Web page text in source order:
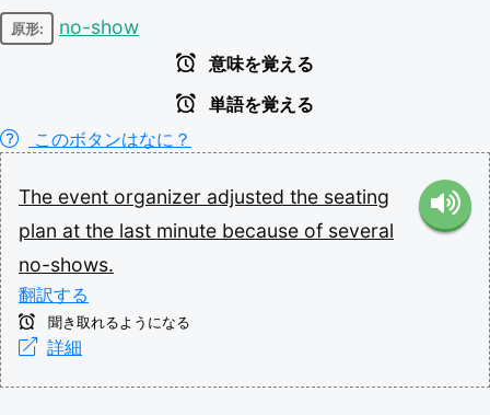
原形: no-show
意味を覚える
単語を覚える
このボタンはなに？
The event organizer adjusted the seating
plan at the last minute because of several
no-shows.
翻訳する
聞き取れるようになる
詳細